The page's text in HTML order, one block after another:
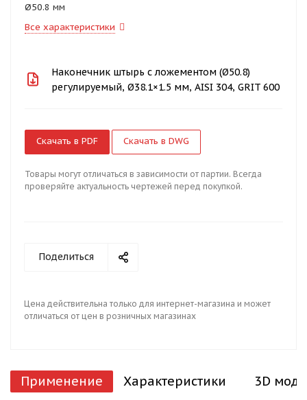
Ø50.8 мм
Все характеристики
Наконечник штырь с ложементом (Ø50.8)
регулируемый, Ø38.1×1.5 мм, AISI 304, GRIT 600
Скачать в PDF Скачать в DWG
Товары могут отличаться в зависимости от партии. Всегда
проверяйте актуальность чертежей перед покупкой.
Поделиться
Цена действительна только для интернет-магазина и может
отличаться от цен в розничных магазинах
Применение Характеристики 3D